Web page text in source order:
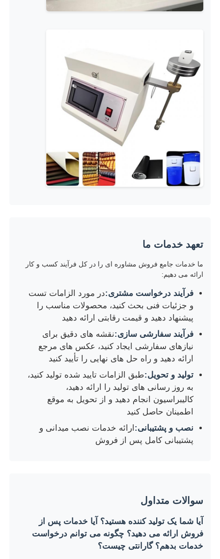
تعهد خدمات ما
ما خدمات جامع فروش مشاوره ای را در کل فرآیند کسب و کار
ارائه می دهیم:
فرآیند درخواست مشتری:در مورد الزامات تست
و جزئیات فنی بحث کنید، محصولات مناسب را
پیشنهاد دهید و قیمت رقابتی ارائه دهید
فرآیند سفارشی سازی:نقشه های دقیق برای
نیازهای سفارشی ایجاد کنید، عکس های مرجع
ارائه دهید و راه حل های نهایی را تأیید کنید
تولید و تحویل:طبق الزامات تایید شده تولید کنید،
به روز رسانی های تولید را ارائه دهید،
کالیبراسیون انجام دهید و از تحویل به موقع
اطمینان حاصل کنید
نصب و پشتیبانی: ارائه خدمات نصب میدانی و
پشتیبانی کامل پس از فروش
سوالات متداول
آیا شما یک تولید کننده هستید؟ آیا خدمات پس از
فروش ارائه می دهید؟ چگونه می توانم درخواست
خدمات بدهم؟ گارانتی چیست؟